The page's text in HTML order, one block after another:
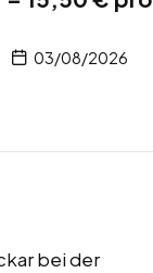
03/08/2026
bei der